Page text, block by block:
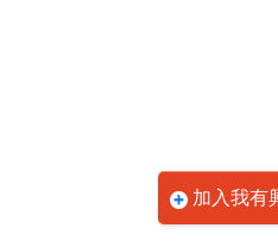
加入我有